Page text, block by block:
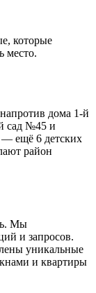
которые
место.
дома 1-й
сад №45 и
ещё 6 детских
район
Мы
и запросов.
уникальные
и квартиры